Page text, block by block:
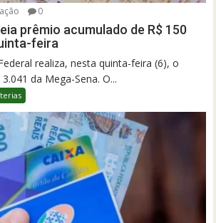
0
prêmio acumulado de R$ 150
feira
realiza, nesta quinta-feira (6), o
da Mega-Sena. O...